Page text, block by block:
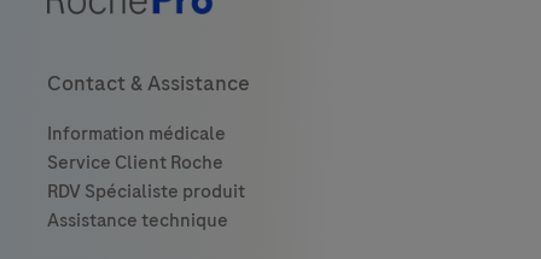
Contact & Assistance